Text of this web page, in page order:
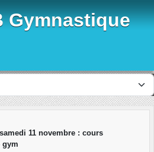
Gymnastique
11 novembre : cours
gym